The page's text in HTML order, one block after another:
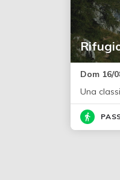
Dom 16/
Una